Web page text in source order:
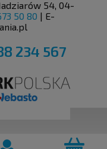
54, 04-
50 80 | E-
234 567